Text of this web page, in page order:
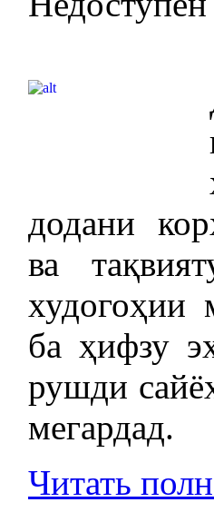
додани
ва
худогоҳии
ба ҳифзу
рушди
мегардад.
Читать